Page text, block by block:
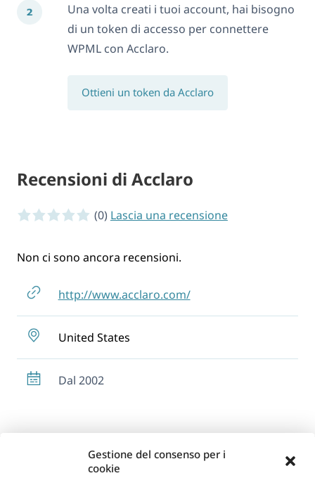
Gestione del consenso per i
cookie
Una volta creati i tuoi account, hai bisogno
di un token di accesso per connettere
WPML con Acclaro.
Ottieni un token da Acclaro
Recensioni di Acclaro
0 of 5 stars
(0) Lascia una recensione
Non ci sono ancora recensioni.
http://www.acclaro.com/
United States
Dal 2002